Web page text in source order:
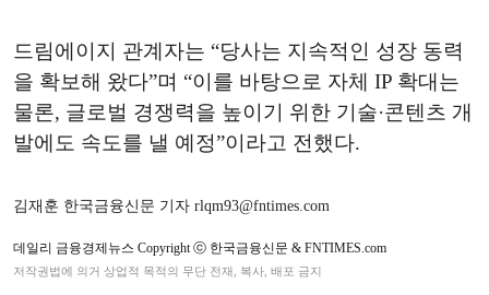
드림에이지 관계자는 “당사는 지속적인 성장 동력
을 확보해 왔다”며 “이를 바탕으로 자체 IP 확대는
물론, 글로벌 경쟁력을 높이기 위한 기술·콘텐츠 개
발에도 속도를 낼 예정”이라고 전했다.
김재훈 한국금융신문 기자 rlqm93@fntimes.com
데일리 금융경제뉴스 Copyright ⓒ 한국금융신문 & FNTIMES.com
저작권법에 의거 상업적 목적의 무단 전재, 복사, 배포 금지